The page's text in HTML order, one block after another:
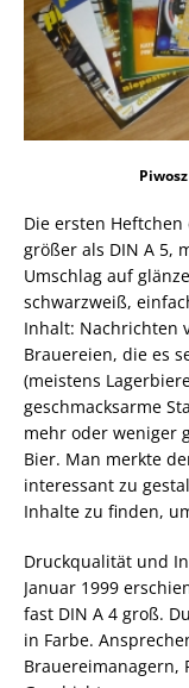
Die ersten
größer als DIN A 5,
Umschlag auf
schwarzweiß,
Inhalt: Nachrichten
Brauereien, die es
(meistens
geschmacksarme
mehr oder weniger
Bier. Man merkte
interessant zu
Inhalte zu finden,
Druckqualität und
Januar 1999
fast DIN A 4 groß.
in Farbe.
Brauereimanagern,